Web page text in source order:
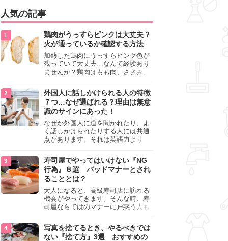
人気の記事
鶏肉がうっすらピンクは大丈夫？
火が通っているか確認する方法
加熱した鶏肉にうっすらピンク色が
残っていて大丈夫…なんて経験あり
ませんか？鶏肉はもも肉、ささみ、
わいが異なり、いろいろと楽しめる
料理ですが、鶏肉は加熱した後でも
うっすらピンク色の部分が大丈夫な
のと気になるときがあります。この
記事では生焼けか火が通っているの
かを確認する方法や、鶏肉を調理す
るときの注意点を紹介しますので、
参考にしてみてくださいね。
外国人に話しかけられる人の特徴
７つ…なぜ選ばれる？理由は無意
識のサインにあった！
なぜか外国人に道を聞かれたり、よ
く話しかけられたりする人には共通
点があります。それは英語力より
けても大丈夫」というサインが関係
しています。よく選ばれる人の特徴
や、英語が苦手でも焦らない対処
法、自分を守るための注意点を詳し
く解説します。
寿司屋でやってはいけない『NG
行為』８選 バッドマナーとされ
ることとは？
大人になると、高級寿司店に訪れる
機会がやってきます。そんな時、寿
司屋ならではのマナーに戸惑う人も
らためて寿司屋でやってはいけない
『NG行為』をチェックしましょう。
写真を捨てるとき、やるべきでは
ない『捨て方』3選 おすすめの